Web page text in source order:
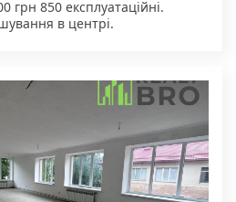
!грн 850 експлуатаційні.
в центрі.